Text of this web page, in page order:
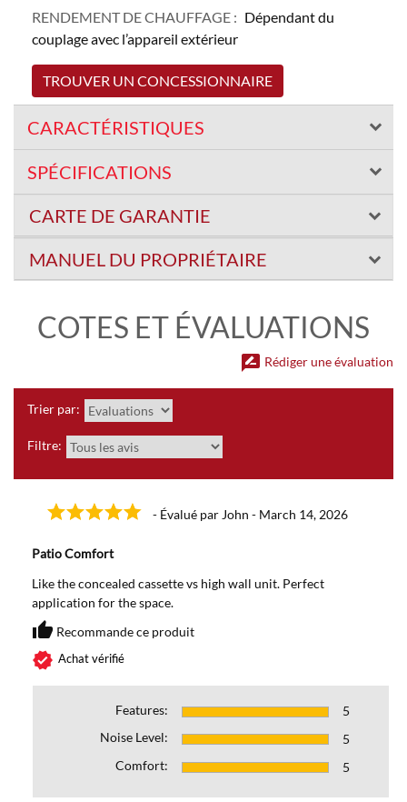
RENDEMENT DE CHAUFFAGE : Dépendant du
couplage avec l’appareil extérieur
TROUVER UN CONCESSIONNAIRE
CARACTÉRISTIQUES
SPÉCIFICATIONS
CARTE DE GARANTIE
MANUEL DU PROPRIÉTAIRE
COTES ET ÉVALUATIONS
rate_review Rédiger une évaluation
Trier par:
Filtre:
- Évalué par John - March 14, 2026
Patio Comfort
Like the concealed cassette vs high wall unit. Perfect
application for the space.
thumb_upRecommande ce produit
Recommande ce produit
verified Achat vérifié
Features:
5
Noise Level:
5
Comfort:
5